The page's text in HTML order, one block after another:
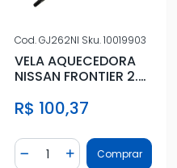
Cod.GJ262NI Sku.10019903
VELA AQUECEDORA
NISSAN FRONTIER 2.5
R$ 100,37
Diminuir Quantidade
Quantidade
AdicionarComprar